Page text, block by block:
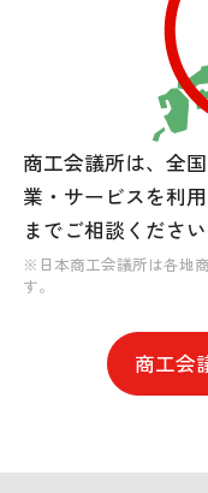
商工会議所は、全国
業・サービスを利
までご相談ください
※日本商工会議所は各地
す。
商工会